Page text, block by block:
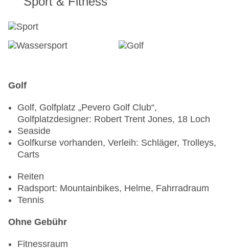
Golf
Golf, Golfplatz „Pevero Golf Club“,
Golfplatzdesigner: Robert Trent Jones, 18 Loch
Seaside
Golfkurse vorhanden, Verleih: Schläger, Trolleys,
Carts
Reiten
Radsport: Mountainbikes, Helme, Fahrradraum
Tennis
Ohne Gebühr
Fitnessraum